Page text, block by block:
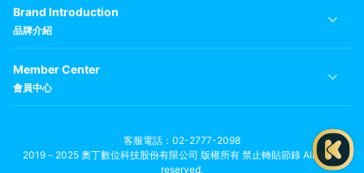
Brand Introduction
品牌介紹
Member Center
會員中心
客服電話
02-2777-2098
2019－2025 奧丁數位科技股份有限公司 版權所有 禁止轉貼節錄 All rights
reserved.